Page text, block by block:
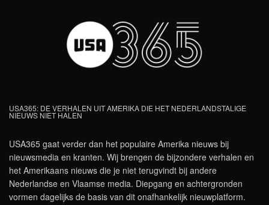
USA365: DE VERHALEN UIT AMERIKA DIE HET NEDERLANDSTALIGE
NIEUWS NIET HALEN
USA365 gaat verder dan het populaire Amerika nieuws bij
nieuwsmedia en kranten. Wij brengen de bijzondere verhalen en
het Amerikaans nieuws die je niet terugvindt bij andere
Nederlandse en Vlaamse media. Diepgang en achtergronden
vormen dagelijks de basis van dit onafhankelijk nieuwplatform.